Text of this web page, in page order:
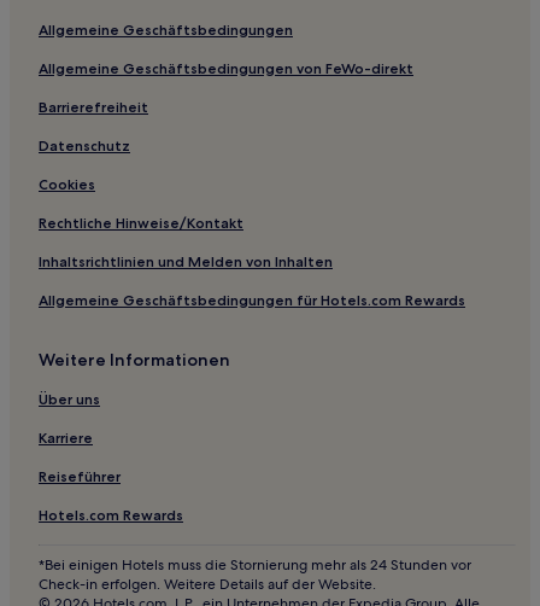
Hotels nahe Sapporo Community Dome
Hotels nahe Hōheikyō-Damm
Zenibako: Hotels
Hotels nahe Aussichtsplattform Mount Moiwa
Hotels nahe Nakayama Pass
Hotels nahe Ramen Yokocho
Ishikari: Hotels
Hotels nahe Station Hokkaidō-Iryōdaigaku
Ishikari Bezirk: Hotels
Hotels nahe Hokkaido Museum der Modernen Kunst
Hotels nahe Station Asabu
Ski in Furano
Hotels mit Thermalbad in Furano
Hotels mit Wellnessbereich in Furano
Allgemeine Geschäftsbedingungen
Allgemeine Geschäftsbedingungen von FeWo-direkt
Barrierefreiheit
Datenschutz
Cookies
Rechtliche Hinweise/Kontakt
Inhaltsrichtlinien und Melden von Inhalten
Allgemeine Geschäftsbedingungen für Hotels.com Rewards
Weitere Informationen
Über uns
Karriere
Reiseführer
Hotels.com Rewards
*Bei einigen Hotels muss die Stornierung mehr als 24 Stunden vor
Check-in erfolgen. Weitere Details auf der Website.